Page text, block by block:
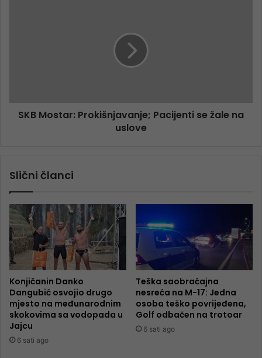
SKB Mostar: Prokišnjavanje; Pacijenti se žale na
uslove
Slični članci
Konjičanin Danko
Dangubić osvojio drugo
mjesto na međunarodnim
skokovima sa vodopada u
Jajcu
6 sati ago
Teška saobraćajna
nesreća na M-17: Jedna
osoba teško povrijeđena,
Golf odbačen na trotoar
6 sati ago